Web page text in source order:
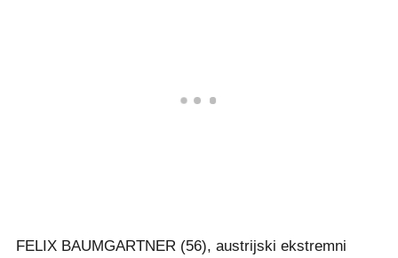
FELIX BAUMGARTNER (56), austrijski ekstremni